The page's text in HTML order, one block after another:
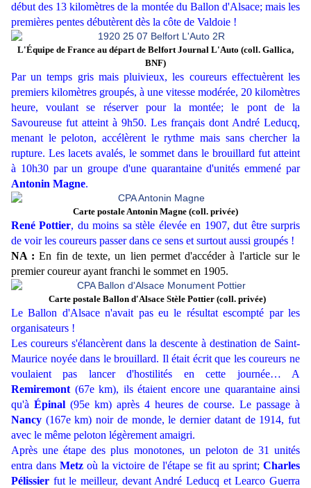
début des 13 kilomètres de la montée du Ballon d'Alsace; mais les
premières pentes débutèrent dès la côte de Valdoie !
L'Équipe de France au départ de Belfort Journal L'Auto (coll. Gallica,
BNF)
Par un temps gris mais pluivieux, les coureurs effectuèrent les
premiers kilomètres groupés, à une vitesse modérée, 20 kilomètres
heure, voulant se réserver pour la montée; le pont de la
Savoureuse fut atteint à 9h50. Les français dont André Leducq,
menant le peloton, accélèrent le rythme mais sans chercher la
rupture. Les lacets avalés, le sommet dans le brouillard fut atteint
à 10h30 par un groupe d'une quarantaine d'unités emmené par
Antonin Magne.
Carte postale Antonin Magne (coll. privée)
René Pottier, du moins sa stèle élevée en 1907, dut être surpris
de voir les coureurs passer dans ce sens et surtout aussi groupés !
NA : En fin de texte, un lien permet d'accéder à l'article sur le
premier coureur ayant franchi le sommet en 1905.
Carte postale Ballon d'Alsace Stèle Pottier (coll. privée)
Le Ballon d'Alsace n'avait pas eu le résultat escompté par les
organisateurs !
Les coureurs s'élancèrent dans la descente à destination de Saint-
Maurice noyée dans le brouillard. Il était écrit que les coureurs ne
voulaient pas lancer d'hostilités en cette journée… A
Remiremont (67e km), ils étaient encore une quarantaine ainsi
qu'à Épinal (95e km) après 4 heures de course. Le passage à
Nancy (167e km) noir de monde, le dernier datant de 1914, fut
avec le même peloton légèrement amaigri.
Après une étape des plus monotones, un peloton de 31 unités
entra dans Metz où la victoire de l'étape se fit au sprint; Charles
Pélissier fut le meilleur, devant André Leducq et Learco Guerra